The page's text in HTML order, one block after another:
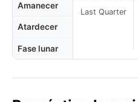
Amanecer
Atardecer
Fase lunar
Last Quarter